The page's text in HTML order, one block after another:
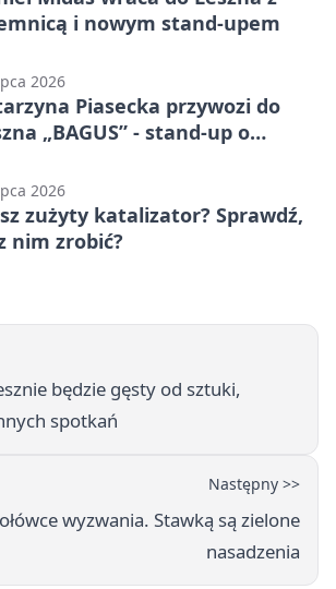
i nowym stand-upem
2026
Piasecka przywozi do
„BAGUS” - stand-up o
2026
zużyty katalizator? Sprawdź,
nim zrobić?
będzie gęsty od sztuki,
spotkań
Następny >>
wyzwania. Stawką są zielone
nasadzenia